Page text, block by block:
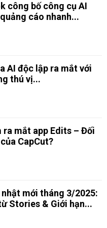
công bố công cụ AI
cáo nhanh...
AI độc lập ra mắt với
thú vị...
ra mắt app Edits – Đối
CapCut?
mới tháng 3/2025:
Stories & Giới hạn...